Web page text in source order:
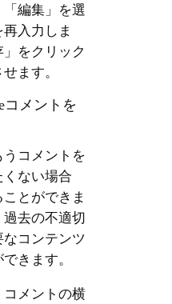
編集」を選
入力しま
をクリック
ます。
コメントを
コメントを
ない場合
とができま
去の不適切
コンテンツ
きます。
メントの横